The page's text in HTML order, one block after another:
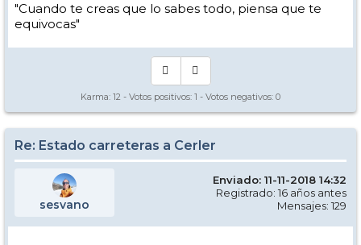
"Cuando te creas que lo sabes todo, piensa que te
equivocas"
Karma: 12 - Votos positivos: 1 - Votos negativos: 0
Re: Estado carreteras a Cerler
sesvano
Enviado: 11-11-2018 14:32
Registrado: 16 años antes
Mensajes: 129